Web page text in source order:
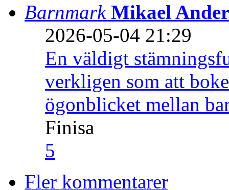
Barnmark Mikael
2026-05-04 21:29
En väldigt
verkligen som att
ögonblicket mellan
Finisa
5
Fler kommentarer